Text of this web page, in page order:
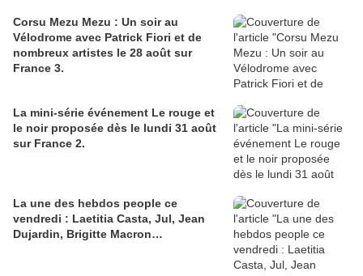
Corsu Mezu Mezu : Un soir au
Vélodrome avec Patrick Fiori et de
nombreux artistes le 28 août sur
France 3.
La mini-série événement Le rouge et
le noir proposée dès le lundi 31 août
sur France 2.
La une des hebdos people ce
vendredi : Laetitia Casta, Jul, Jean
Dujardin, Brigitte Macron…